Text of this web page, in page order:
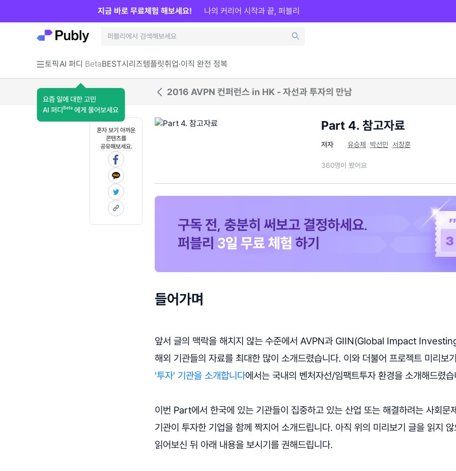
토픽AI 퍼디 Beta
요즘 일에 대한 고민
AI 퍼디 Beta 에게 물어보세요
BEST시리즈템플릿취업·이직 완전 정복
지금 바로 무료체험 해보세요! 나의 커리어 시작과 끝, 퍼블리
2016 AVPN 컨퍼런스 in HK - 자선과 투자의 만남
혼자 보기 아까운
콘텐츠를
공유해보세요.
Part 4. 참고자료
저자 유승제 박선민 서창훈
360명이 봤어요
들어가며
앞서 글의 맥락을 해치지 않는 수준에서 AVPN과 GIIN(Global Impact
해외 기관들의 자료를 최대한 많이 소개드렸습니다. 이와 더불어 프로젝트 미리보
'투자' 기관을 소개합니다에서는 국내의 벤처자선/임팩트투자 환경을 소개해드렸습
이번 Part에서 한국에 있는 기관들이 집중하고 있는 산업 또는 해결하려는 사회문
기관이 투자한 기업을 함께 짝지어 소개드립니다. 아직 위의 미리보기 글을 읽지 않
읽어보신 뒤 아래 내용을 보시기를 권해드립니다.